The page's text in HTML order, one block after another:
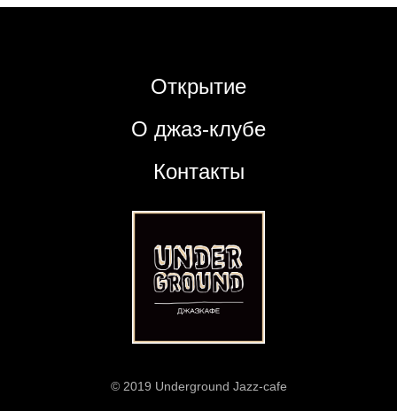
Открытие
О джаз-клубе
Контакты
© 2019 Underground Jazz-cafe